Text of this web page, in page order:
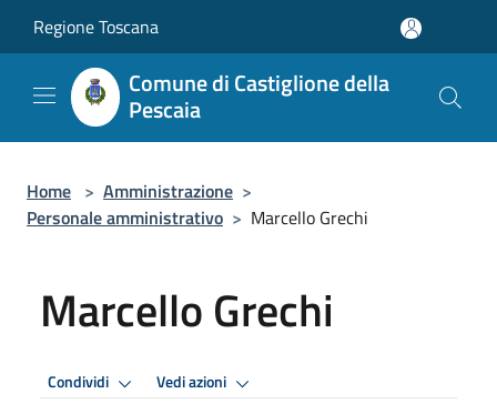
Regione Toscana
Comune di Castiglione della
Pescaia
Home > Amministrazione >
Personale amministrativo > Marcello Grechi
Marcello Grechi
Condividi Vedi azioni